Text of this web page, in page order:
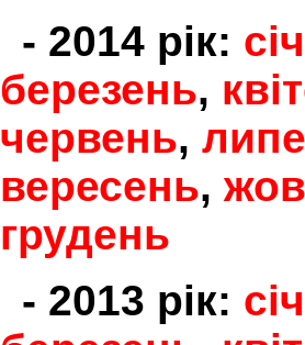
- 2014 рік:
березень,
червень,
вересень,
грудень
- 2013 рік: